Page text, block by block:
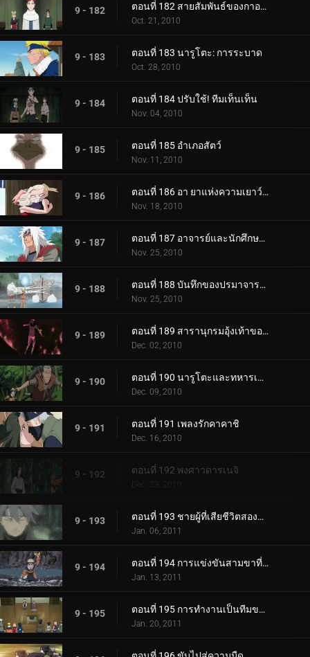
9 - 182 ตอนที่ 182 สายสัมพันธ์ของกาอาระ
Oct. 21, 2010
9 - 183 ตอนที่ 183 นารูโตะ: การระบาด
Oct. 28, 2010
9 - 184 ตอนที่ 184 ปรับใช้! ทีมเท็นเท็น
Nov. 04, 2010
9 - 185 ตอนที่ 185 อำเภอสัตว์
Nov. 11, 2010
9 - 186 ตอนที่ 186 อา ยาแห่งความเยาว์วัย
Nov. 18, 2010
9 - 187 ตอนที่ 187 อาจารย์และนักศึกษาผู้กล้าหาญ: การฝึกอบรม
Nov. 25, 2010
9 - 188 ตอนที่ 188 บันทึกของปรมาจารย์นินจาและลูกศิษย์
Nov. 25, 2010
9 - 189 ตอนที่ 189 สารานุกรมอุ้งเท้าของซาสึเกะ
Dec. 02, 2010
9 - 190 ตอนที่ 190 นารูโตะและทหารเฒ่า
Dec. 09, 2010
9 - 191 ตอนที่ 191 เพลงรักคาคาชิ
Dec. 16, 2010
9 - 192 ตอนที่ 192 พงศาวดารเนจิ
9 - 193 ตอนที่ 193 ชายผู้ที่เสียชีวิตสองครั้ง
Jan. 06, 2011
9 - 194 ตอนที่ 194 การแข่งขันสามขาที่เลวร้ายที่สุด
Jan. 13, 2011
9 - 195 ตอนที่ 195 การทำงานเป็นทีมของทีมที่ 10
Jan. 20, 2011